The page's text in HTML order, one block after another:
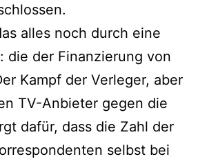
alles noch durch eine
die der Finanzierung von
Kampf der Verleger, aber
TV-Anbieter gegen die
dafür, dass die Zahl der
selbst bei